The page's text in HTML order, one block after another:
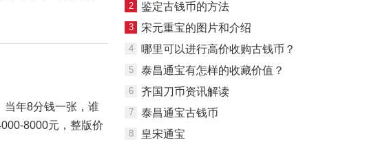
年8分钱一张，谁
8000元，整版价
2 鉴定古钱币的方法
3 宋元重宝的图片和介绍
4 哪里可以进行高价收购古钱币？
5 泰昌通宝有怎样的收藏价值？
6 齐国刀币资讯解读
7 泰昌通宝古钱币
8 皇宋通宝